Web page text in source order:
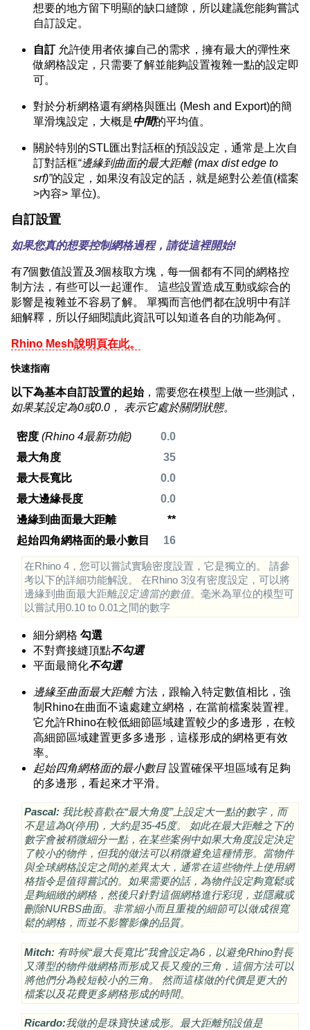
想要的地方留下明顯的缺口縫隙，所以建議您能夠嘗試
自訂設定。
自訂允許使用者依據自己的需求，擁有最大的彈性來
做網格設定，只需要了解並能夠設置複雜一點的設定即
可。
對於分析網格還有網格與匯出 (Mesh and Export)的簡
單滑塊設定，大概是中間的平均值。
關於特別的STL匯出對話框的預設設定，通常是上次自
訂對話框“邊緣到曲面的最大距離 (max dist edge to
srf)”的設定，如果沒有設定的話，就是絕對公差值(檔案
>內容> 單位)。
自訂設置
如果您真的想要控制網格過程，請從這裡開始!
有7個數值設置及3個核取方塊，每一個都有不同的網格控
制方法，有些可以一起運作。 這些設置造成互動或綜合的
影響是複雜並不容易了解。 單獨而言他們都在說明中有詳
細解釋，所以仔細閱讀此資訊可以知道各自的功能為何。
Rhino Mesh說明頁在此。
快速指南
以下為基本自訂設置的起始，需要您在模型上做一些測試，
如果某設定為0或0.0， 表示它處於關閉狀態。
密度 (Rhino 4最新功能)
0.0
最大角度
35
最大長寬比
0.0
最大邊緣長度
0.0
邊緣到曲面最大距離
**
起始四角網格面的最小數目
16
在Rhino 4，您可以嘗試實驗密度設置，它是獨立的。 請參
考以下的詳細功能解說。 在Rhino 3沒有密度設定，可以將
邊緣到曲面最大距離設定適當的數值。毫米為單位的模型可
以嘗試用0.10 to 0.01之間的數字
細分網格 勾選
不對齊接縫頂點不勾選
平面最簡化不勾選
邊緣至曲面最大距離方法，跟輸入特定數值相比，強
制Rhino在曲面不遠處建立網格，在當前檔案裝置裡。
它允許Rhino在較低細節區域建置較少的多邊形，在較
高細節區域建置更多多邊形，這樣形成的網格更有效
率。
起始四角網格面的最小數目 設置確保平坦區域有足夠
的多邊形，看起來才平滑。
Pascal:我比較喜歡在“最大角度”上設定大一點的數字，而
不是這為0(停用)，大約是35-45度。 如此在最大距離之下的
數字會被稍微細分一點，在某些案例中如果大角度設定決定
了較小的物件，但我的做法可以稍微避免這種情形。當物件
與全球網格設定之間的差異太大，通常在這些物件上使用網
格指令是值得嘗試的。如果需要的話，為物件設定夠寬鬆或
是夠細緻的網格，然後只針對這個網格進行彩現，並隱藏或
刪除NURBS曲面。非常細小而且重複的細節可以做成很寬
鬆的網格，而並不影響影像的品質。
Mitch:有時候“最大長寬比”我會設定為6，以避免Rhino對長
又薄型的物件做網格而形成又長又瘦的三角，這個方法可以
將他們分為較短較小的三角。 然而這樣做的代價是更大的
檔案以及花費更多網格形成的時間。
Ricardo:我做的是珠寶快速成形。最大距離預設值是